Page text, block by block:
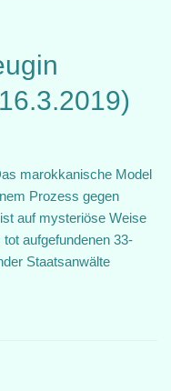
marokkanische Model
Prozess gegen
auf mysteriöse Weise
aufgefundenen 33-
Staatsanwälte